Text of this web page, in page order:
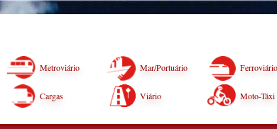
Metroviário Mar/Portuário Ferroviário
Cargas Viário Moto-Táxi